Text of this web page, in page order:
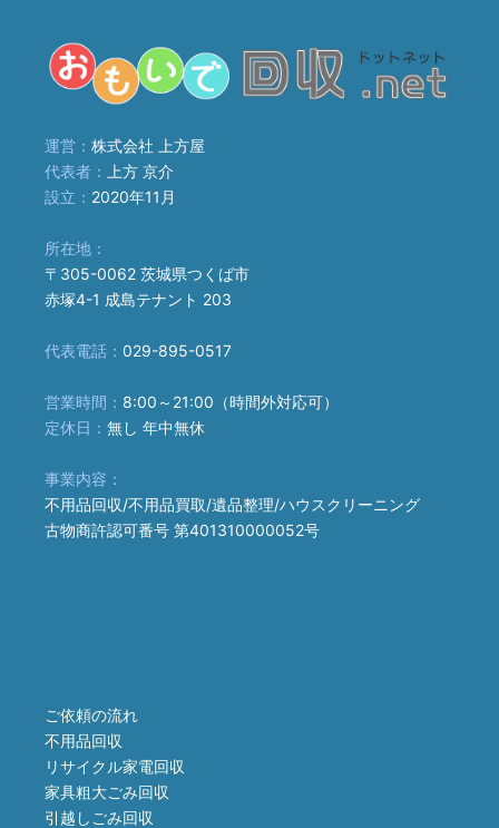
運営： 株式会社 上方屋
代表者：
上方 京介
設立： 2020年11月
所在地：
〒305-0062 茨城県つくば市
赤塚4-1 成島テナント 203
代表電話： 029-895-0517
営業時間： 8:00～21:00（時間外対応可）
定休日： 無し 年中無休
事業内容：
不用品回収/不用品買取/遺品整理/ハウスクリーニング
古物商許認可番号 第401310000052号
ご依頼の流れ
不用品回収
リサイクル家電回収
家具粗大ごみ回収
引越しごみ回収